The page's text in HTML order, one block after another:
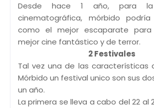
Desde hace 1 año, para la
cinematográfica, mórbido
como el mejor escaparate
mejor cine fantástico y de terror.
2 Festivales
Tal vez una de las características
Mórbido un festival unico son sus
un año.
La primera se lleva a cabo del 22 al